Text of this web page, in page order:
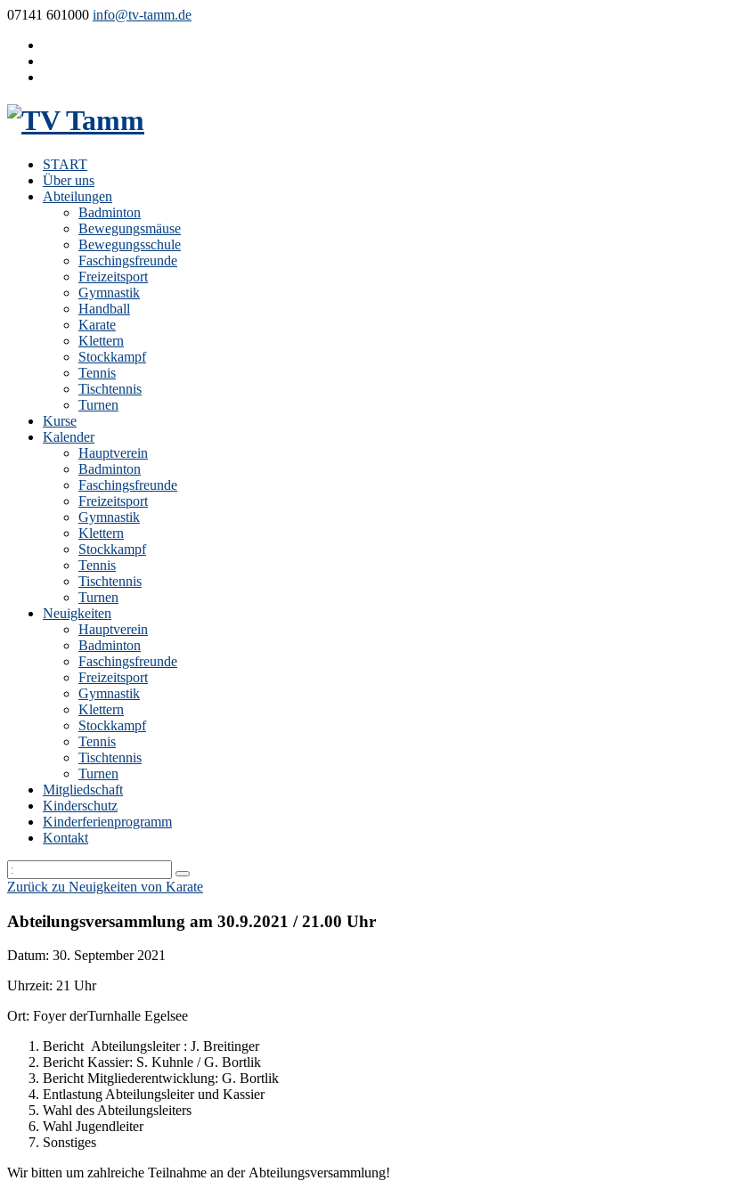
07141 601000 info@tv-tamm.de
START
Über uns
Abteilungen
Badminton
Bewegungsmäuse
Bewegungsschule
Faschingsfreunde
Freizeitsport
Gymnastik
Handball
Karate
Klettern
Stockkampf
Tennis
Tischtennis
Turnen
Kurse
Kalender
Hauptverein
Badminton
Faschingsfreunde
Freizeitsport
Gymnastik
Klettern
Stockkampf
Tennis
Tischtennis
Turnen
Neuigkeiten
Hauptverein
Badminton
Faschingsfreunde
Freizeitsport
Gymnastik
Klettern
Stockkampf
Tennis
Tischtennis
Turnen
Mitgliedschaft
Kinderschutz
Kinderferienprogramm
Kontakt
Zurück zu Neuigkeiten von Karate
Abteilungsversammlung am 30.9.2021 / 21.00 Uhr
Datum: 30. September 2021
Uhrzeit: 21 Uhr
Ort: Foyer derTurnhalle Egelsee
Bericht Abteilungsleiter : J. Breitinger
Bericht Kassier: S. Kuhnle / G. Bortlik
Bericht Mitgliederentwicklung: G. Bortlik
Entlastung Abteilungsleiter und Kassier
Wahl des Abteilungsleiters
Wahl Jugendleiter
Sonstiges
Wir bitten um zahlreiche Teilnahme an der Abteilungsversammlung!